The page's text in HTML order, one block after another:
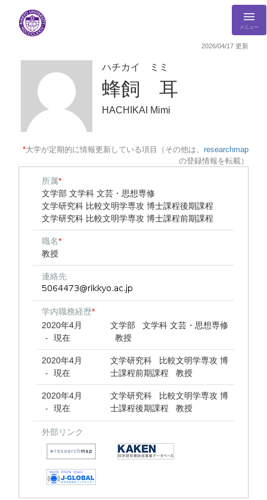
メニュー
2026/04/17 更新
ハチカイ ミミ
蜂飼 耳
HACHIKAI Mimi
*大学が定期的に情報更新している項目（その他は、 researchmap
の登録情報を転載）
所属*
文学部 文学科 文芸・思想専修
文学研究科 比較文明学専攻 博士課程後期課程
文学研究科 比較文明学専攻 博士課程前期課程
職名*
教授
連絡先
学内職務経歴*
2020年4月
- 現在
文学部 文学科 文芸・思想専修
教授
2020年4月
- 現在
文学研究科 比較文明学専攻 博
士課程前期課程 教授
2020年4月
- 現在
文学研究科 比較文明学専攻 博
士課程後期課程 教授
外部リンク